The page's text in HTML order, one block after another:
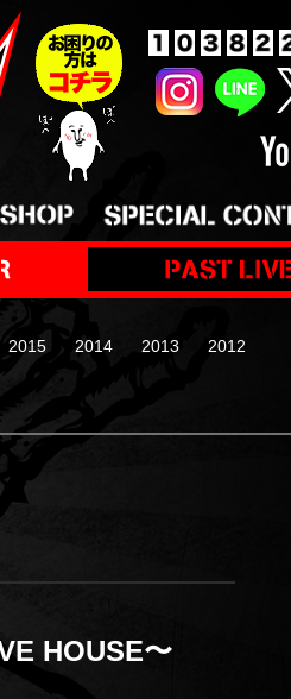
2015 2014 2013 2012
HOUSE〜